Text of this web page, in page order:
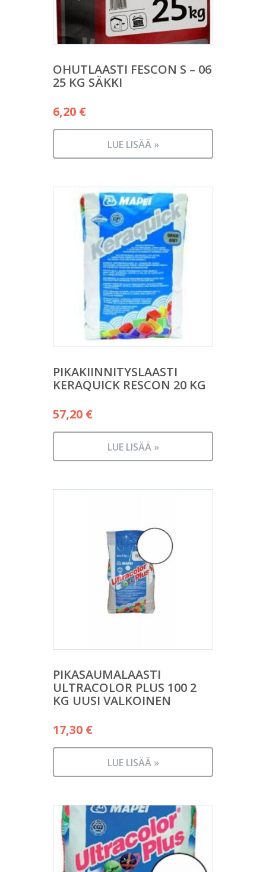
OHUTLAASTI FESCON S – 06
25 KG SÄKKI
6,20 €
LUE LISÄÄ »
PIKAKIINNITYSLAASTI
KERAQUICK RESCON 20 KG
57,20 €
LUE LISÄÄ »
PIKASAUMALAASTI
ULTRACOLOR PLUS 100 2
KG UUSI VALKOINEN
17,30 €
LUE LISÄÄ »